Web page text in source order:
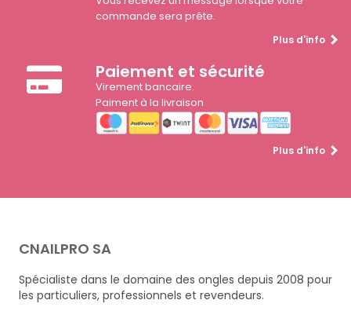
commande sera prête.
Plus d'info
Paiement et sécurité
Virement bancaire.
Paiment à la livraison
Plus d'info
CNAILPRO SA
Spécialiste dans le domaine des ongles depuis 2008 pour
les particuliers, professionnels et revendeurs.